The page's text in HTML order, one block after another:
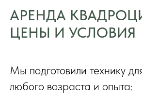
АРЕНДА
ЦЕНЫ И УСЛОВИЯ
Мы подготовили технику
любого возраста и опыта: